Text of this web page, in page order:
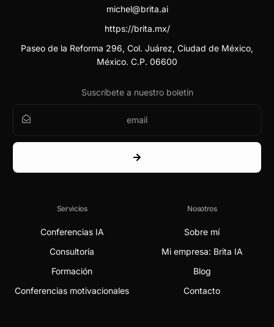
michel@brita.ai
https://brita.mx/
Paseo de la Reforma 296, Col. Juárez, Ciudad de México,
México. C.P. 06600
Suscríbete a nuestro boletín
Servicios
Conferencias IA
Consultoría
Formación
Conferencias motivacionales
Nosotros
Sobre mí
Mi empresa: Brita IA
Blog
Contacto